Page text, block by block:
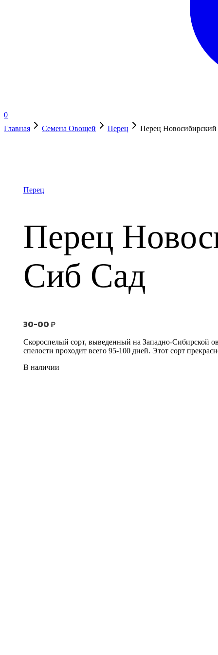
0
Главная
Семена Овощей Перец Перец
Перец
Перец
Сиб Сад
30-00₽
Скороспелый сорт, выведенный на Западно-Сибирской
спелости проходит всего 95-100 дней. Этот сорт
В наличии